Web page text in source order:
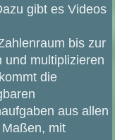
gibt es Videos
bis zur
und multiplizieren
die
aus allen
mit